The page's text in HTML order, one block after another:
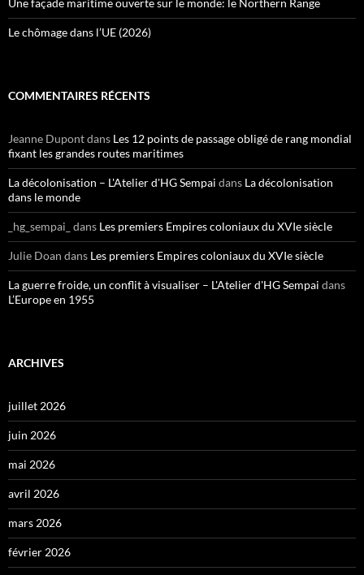
Une façade maritime ouverte sur le monde: le Northern Range
Le chômage dans l’UE (2026)
COMMENTAIRES RÉCENTS
Jeanne Dupontdans Les 12 points de passage obligé de rang mondial
fixant les grandes routes maritimes
La décolonisation – L'Atelier d'HG Sempai dans La décolonisation
dans le monde
_hg_sempai_ dans Les premiers Empires coloniaux du XVIe siècle
Julie Doan dans Les premiers Empires coloniaux du XVIe siècle
La guerre froide, un conflit à visualiser – L'Atelier d'HG Sempai dans
L’Europe en 1955
ARCHIVES
juillet 2026
juin 2026
mai 2026
avril 2026
mars 2026
février 2026